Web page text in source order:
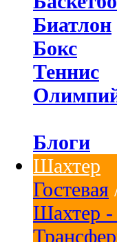
Биатлон
Бокс
Теннис
Блоги
Шахтер
Гостевая
Шахтер